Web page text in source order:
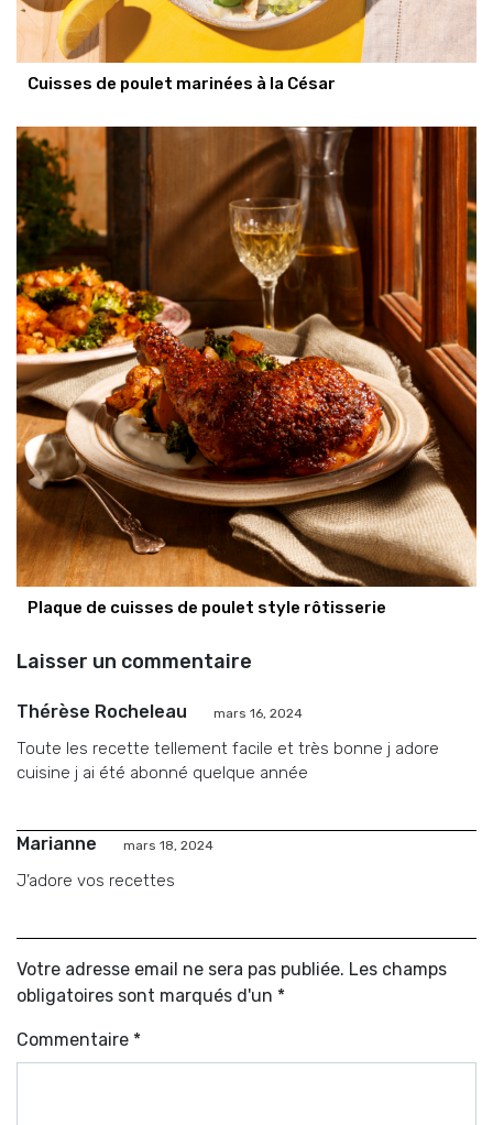
Cuisses de poulet marinées à la César
Plaque de cuisses de poulet style rôtisserie
Laisser un commentaire
Thérèse Rocheleau mars 16, 2024
Toute les recette tellement facile et très bonne j adore
cuisine j ai été abonné quelque année
Marianne mars 18, 2024
J’adore vos recettes
Votre adresse email ne sera pas publiée. Les champs
obligatoires sont marqués d'un *
Commentaire *